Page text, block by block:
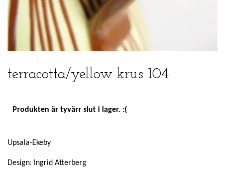
terracotta/yellow krus 104
Produkten är tyvärr slut i lager. :(
Upsala-Ekeby
Design: Ingrid Atterberg